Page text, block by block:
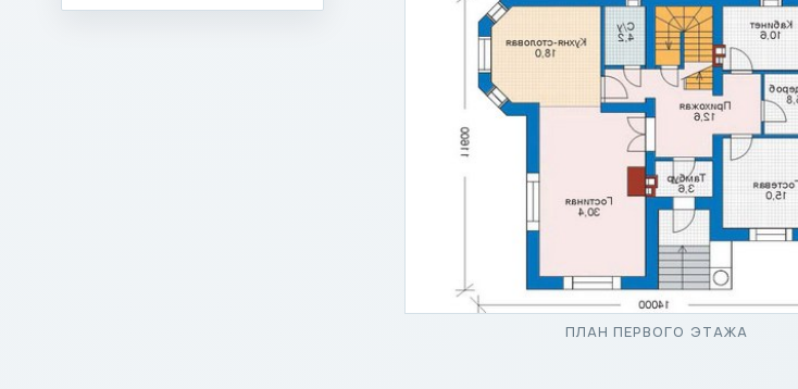
ПЛАН ПЕРВОГО ЭТАЖА